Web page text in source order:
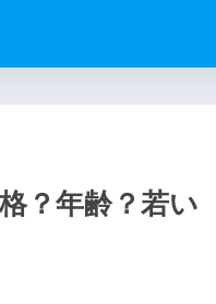
？年齢？若い